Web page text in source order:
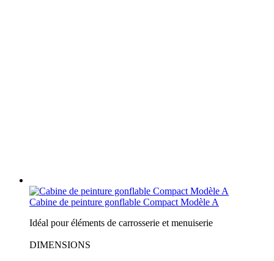
Cabine de peinture gonflable Compact Modèle A
Idéal pour éléments de carrosserie et menuiserie
DIMENSIONS